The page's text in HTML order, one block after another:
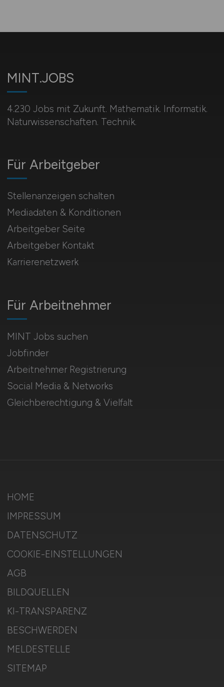
MINT.JOBS
4.230 Jobs mit Zukunft. Mathematik. Informatik.
Naturwissenschaften. Technik.
Für Arbeitnehmer
MINT Jobs suchen
Jobfinder
Arbeitnehmer Registrierung
Social Media & Networks
Gleichberechtigung & Vielfalt
Für Arbeitgeber
Stellenanzeigen schalten
Mediadaten & Konditionen
Arbeitgeber Seite
Arbeitgeber Kontakt
Karrierenetzwerk
HOME
IMPRESSUM
DATENSCHUTZ
COOKIE-EINSTELLUNGEN
AGB
BILDQUELLEN
KI-TRANSPARENZ
BESCHWERDEN
MELDESTELLE
SITEMAP